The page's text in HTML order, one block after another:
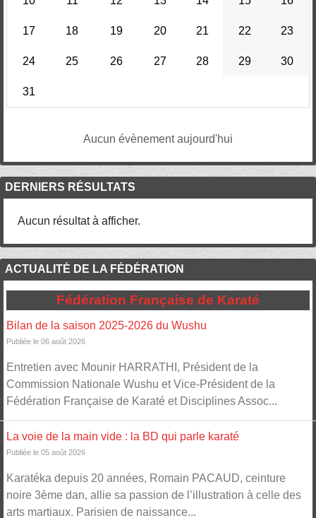
17 18 19 20 21 22 23
24 25 26 27 28 29 30
31
Aucun évènement aujourd'hui
DERNIERS RÉSULTATS
Aucun résultat à afficher.
ACTUALITÉ DE LA FÉDÉRATION
Fédération Française de Karaté
Bilan de la saison 2025-2026 du Wushu
Publiée le 06 août 2026
Entretien avec Mounir HARRATHI, Président de la
Commission Nationale Wushu et Vice-Président de la
Fédération Française de Karaté et Disciplines Assoc...
La voie de la main vide : la BD qui parle karaté
Publiée le 05 août 2026
Karatéka depuis 20 années, Romain PACAUD, ceinture
noire 3ème dan, allie sa passion de l’illustration à celle des
arts martiaux. Parisien de naissance...